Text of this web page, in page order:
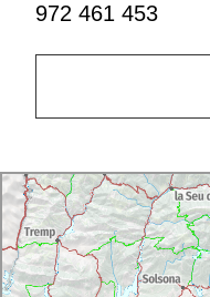
972 461 453